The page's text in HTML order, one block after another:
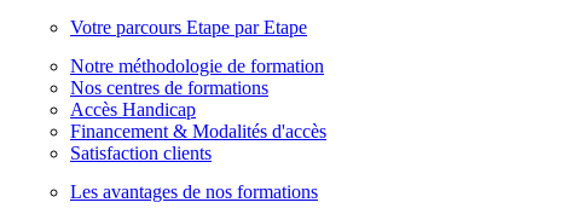
Votre parcours Etape par Etape
Notre méthodologie de formation
Nos centres de formations
Accès Handicap
Financement & Modalités d'accès
Satisfaction clients
Les avantages de nos formations